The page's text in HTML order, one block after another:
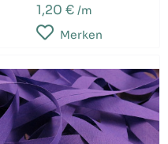
1,20 €/m
Merken